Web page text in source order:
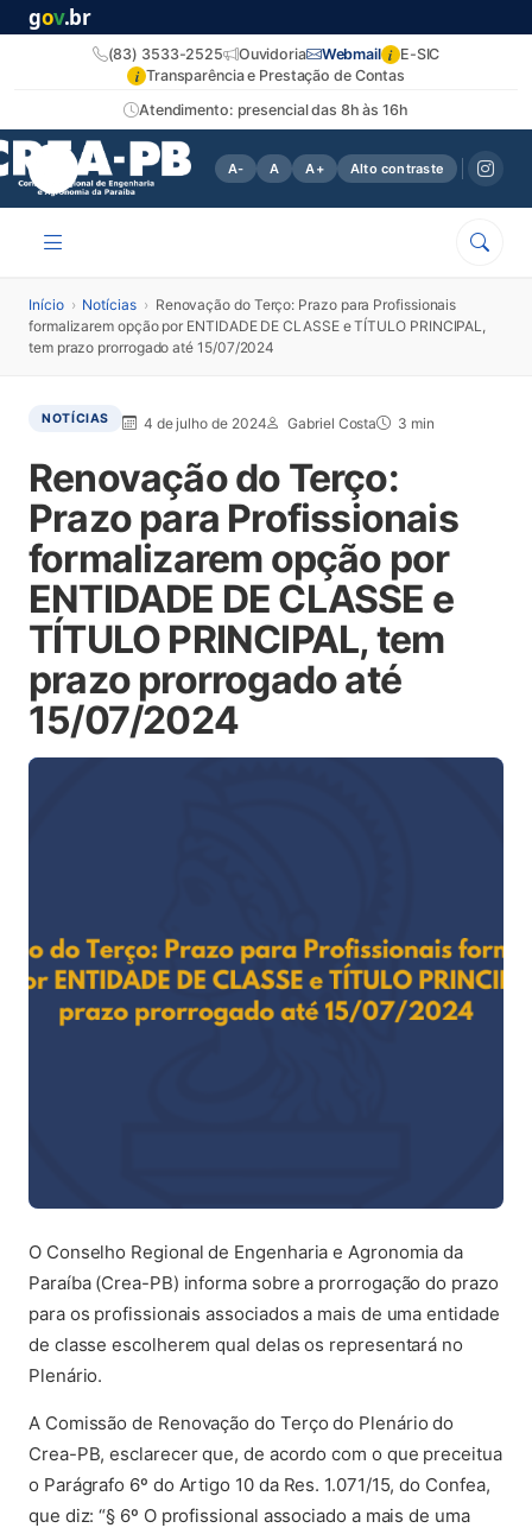
gov.br
Atendimento: presencial das 8h às 16h
(83) 3533-2525 Ouvidoria Webmail i E-SIC
i Transparência e Prestação de Contas
A- A A+ Alto contraste
Início › Notícias › Renovação do Terço: Prazo para Profissionais
formalizarem opção por ENTIDADE DE CLASSE e TÍTULO PRINCIPAL,
tem prazo prorrogado até 15/07/2024
NOTÍCIAS 4 de julho de 2024 Gabriel Costa 3 min
Renovação do Terço:
Prazo para Profissionais
formalizarem opção por
ENTIDADE DE CLASSE e
TÍTULO PRINCIPAL, tem
prazo prorrogado até
15/07/2024
O Conselho Regional de Engenharia e Agronomia da
Paraíba (Crea-PB) informa sobre a prorrogação do prazo
para os profissionais associados a mais de uma entidade
de classe escolherem qual delas os representará no
Plenário.
A Comissão de Renovação do Terço do Plenário do
Crea-PB, esclarecer que, de acordo com o que preceitua
o Parágrafo 6º do Artigo 10 da Res. 1.071/15, do Confea,
que diz: “§ 6º O profissional associado a mais de uma